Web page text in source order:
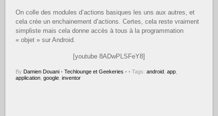
On colle des modules d’actions basiques les uns aux autres, et
cela crée un enchainement d’actions. Certes, cela reste vraiment
simpliste mais cela donne accès à tous à la programmation
« objet » sur Android.
[youtube 8ADwPLSFeY8]
By Damien Douani • Techlounge et Geekeries • • Tags:android ,app
application ,google ,inventor